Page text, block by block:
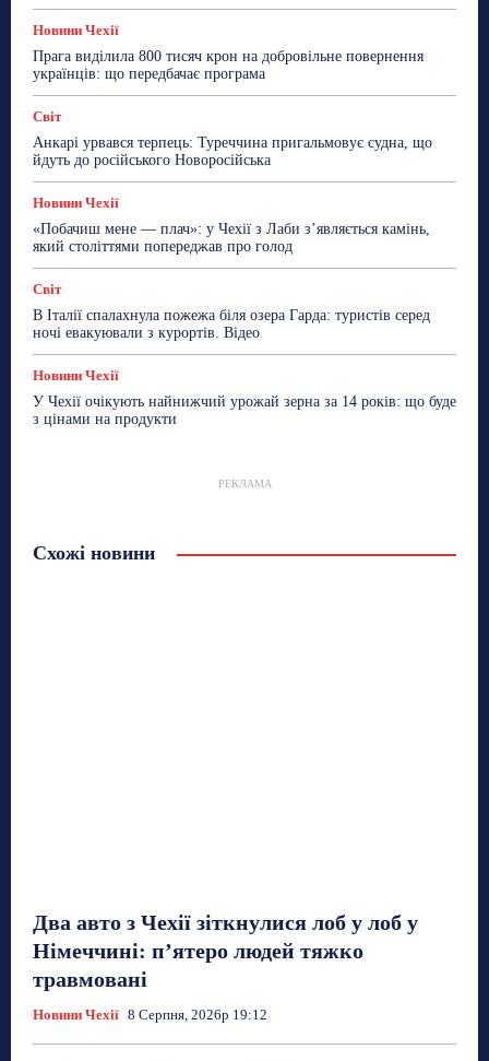
Новини Чехії
Прага виділила 800 тисяч крон на добровільне повернення
українців: що передбачає програма
Світ
Анкарі урвався терпець: Туреччина пригальмовує судна, що
йдуть до російського Новоросійська
Новини Чехії
«Побачиш мене — плач»: у Чехії з Лаби з’являється камінь,
який століттями попереджав про голод
Світ
В Італії спалахнула пожежа біля озера Гарда: туристів серед
ночі евакуювали з курортів. Відео
Новини Чехії
У Чехії очікують найнижчий урожай зерна за 14 років: що буде
з цінами на продукти
РЕКЛАМА
Схожі новини
Два авто з Чехії зіткнулися лоб у лоб у
Німеччині: п’ятеро людей тяжко
травмовані
Новини Чехії 8 Серпня, 2026р 19:12